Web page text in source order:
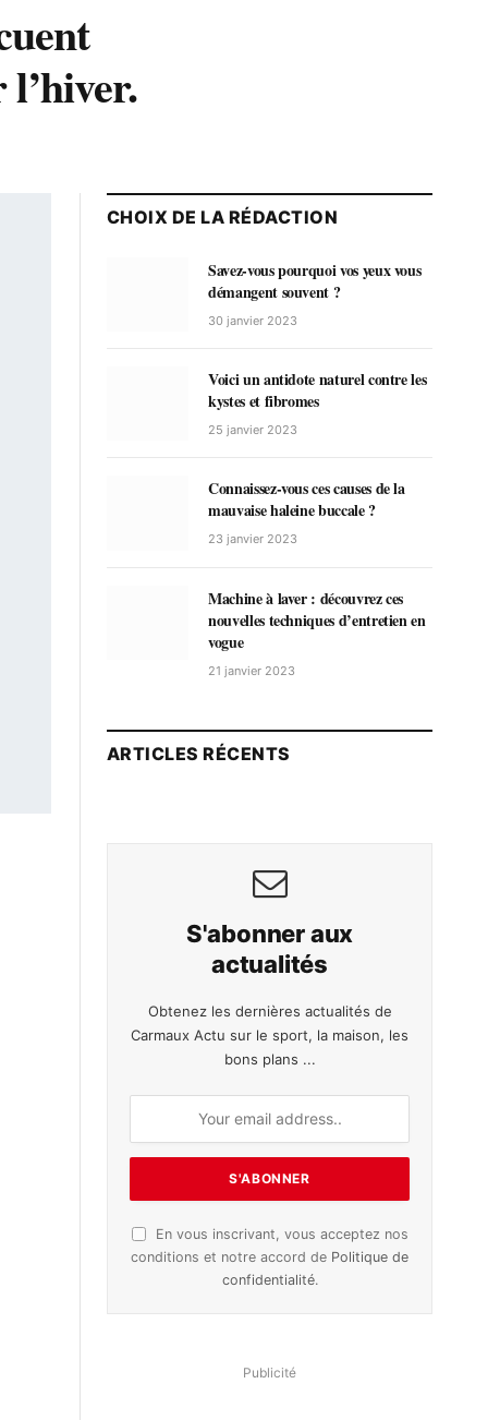
CHOIX DE LA RÉDACTION
Savez-vous pourquoi vos yeux vous
démangent souvent ?
30 janvier 2023
Voici un antidote naturel contre les
kystes et fibromes
25 janvier 2023
Connaissez-vous ces causes de la
mauvaise haleine buccale ?
23 janvier 2023
Machine à laver : découvrez ces
nouvelles techniques d’entretien en
vogue
21 janvier 2023
ARTICLES RÉCENTS
S'abonner aux
actualités
Obtenez les dernières actualités de
Carmaux Actu sur le sport, la maison, les
bons plans ...
En vous inscrivant, vous acceptez nos
conditions et notre accord de Politique de
confidentialité.
Publicité